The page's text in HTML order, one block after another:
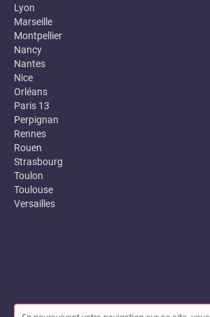
Lyon
Marseille
Montpellier
Nancy
Nantes
Nice
Orléans
Paris 13
Perpignan
Rennes
Rouen
Strasbourg
Toulon
Toulouse
Versailles